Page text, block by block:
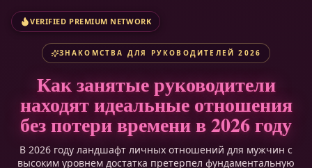
VERIFIED PREMIUM NETWORK
ЗНАКОМСТВА ДЛЯ РУКОВОДИТЕЛЕЙ 2026
Как занятые руководители
находят идеальные отношения
без потери времени в 2026 году
В 2026 году ландшафт личных отношений для мужчин с
высоким уровнем достатка претерпел фундаментальную